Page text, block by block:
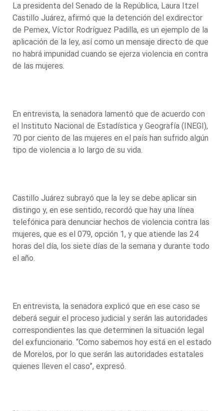
La presidenta del Senado de la República, Laura Itzel
Castillo Juárez, afirmó que la detención del exdirector
de Pemex, Víctor Rodríguez Padilla, es un ejemplo de la
aplicación de la ley, así como un mensaje directo de que
no habrá impunidad cuando se ejerza violencia en contra
de las mujeres.
En entrevista, la senadora lamentó que de acuerdo con
el Instituto Nacional de Estadística y Geografía (INEGI),
70 por ciento de las mujeres en el país han sufrido algún
tipo de violencia a lo largo de su vida.
Castillo Juárez subrayó que la ley se debe aplicar sin
distingo y, en ese sentido, recordó que hay una línea
telefónica para denunciar hechos de violencia contra las
mujeres, que es el 079, opción 1, y que atiende las 24
horas del día, los siete días de la semana y durante todo
el año.
En entrevista, la senadora explicó que en ese caso se
deberá seguir el proceso judicial y serán las autoridades
correspondientes las que determinen la situación legal
del exfuncionario. “Como sabemos hoy está en el estado
de Morelos, por lo que serán las autoridades estatales
quienes lleven el caso”, expresó.